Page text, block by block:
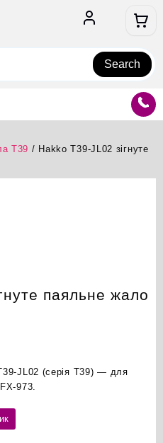
Search
T39 / Hakko T39-JL02 зігнуте
паяльне жало
JL02 (серія T39) — для
973.